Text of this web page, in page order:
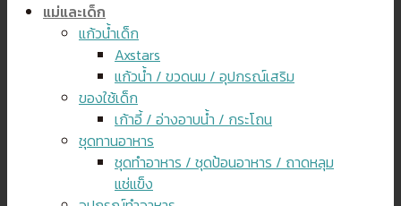
แม่และเด็ก
แก้วน้ำเด็ก
Axstars
แก้วน้ำ / ขวดนม / อุปกรณ์เสริม
ของใช้เด็ก
เก้าอี้ / อ่างอาบน้ำ / กระโถน
ชุดทานอาหาร
ชุดทำอาหาร / ชุดป้อนอาหาร / ถาดหลุม
แช่แข็ง